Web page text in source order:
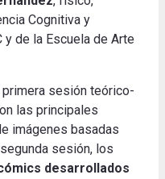
Cognitiva y
y de la Escuela de Arte
sesión teórico-
las principales
imágenes basadas
sesión, los
desarrollados